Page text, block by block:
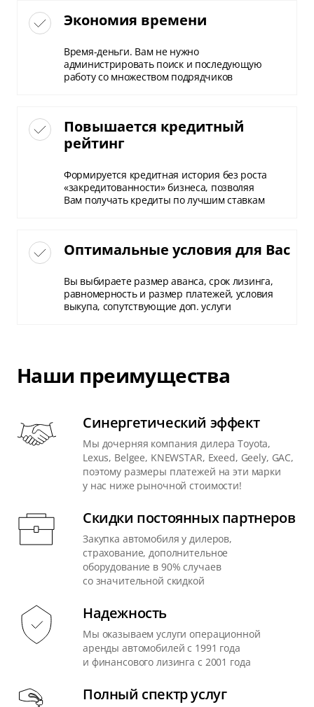
Экономия времени
Время-деньги. Вам не нужно
администрировать поиск и последующую
работу со множеством подрядчиков
Повышается кредитный
рейтинг
Формируется кредитная история без роста
«закредитованности» бизнеса, позволяя
Вам получать кредиты по лучшим ставкам
Оптимальные условия для Вас
Вы выбираете размер аванса, срок лизинга,
равномерность и размер платежей, условия
выкупа, сопутствующие доп. услуги
Наши преимущества
Синергетический эффект
Мы дочерняя компания дилера Toyota,
Lexus, Belgee, KNEWSTAR, Exeed, Geely, GAC,
поэтому размеры платежей на эти марки
у нас ниже рыночной стоимости!
Скидки постоянных партнеров
Закупка автомобиля у дилеров,
страхование, дополнительное
оборудование в 90% случаев
со значительной скидкой
Надежность
Мы оказываем услуги операционной
аренды автомобилей с 1991 года
и финансового лизинга с 2001 года
Полный спектр услуг